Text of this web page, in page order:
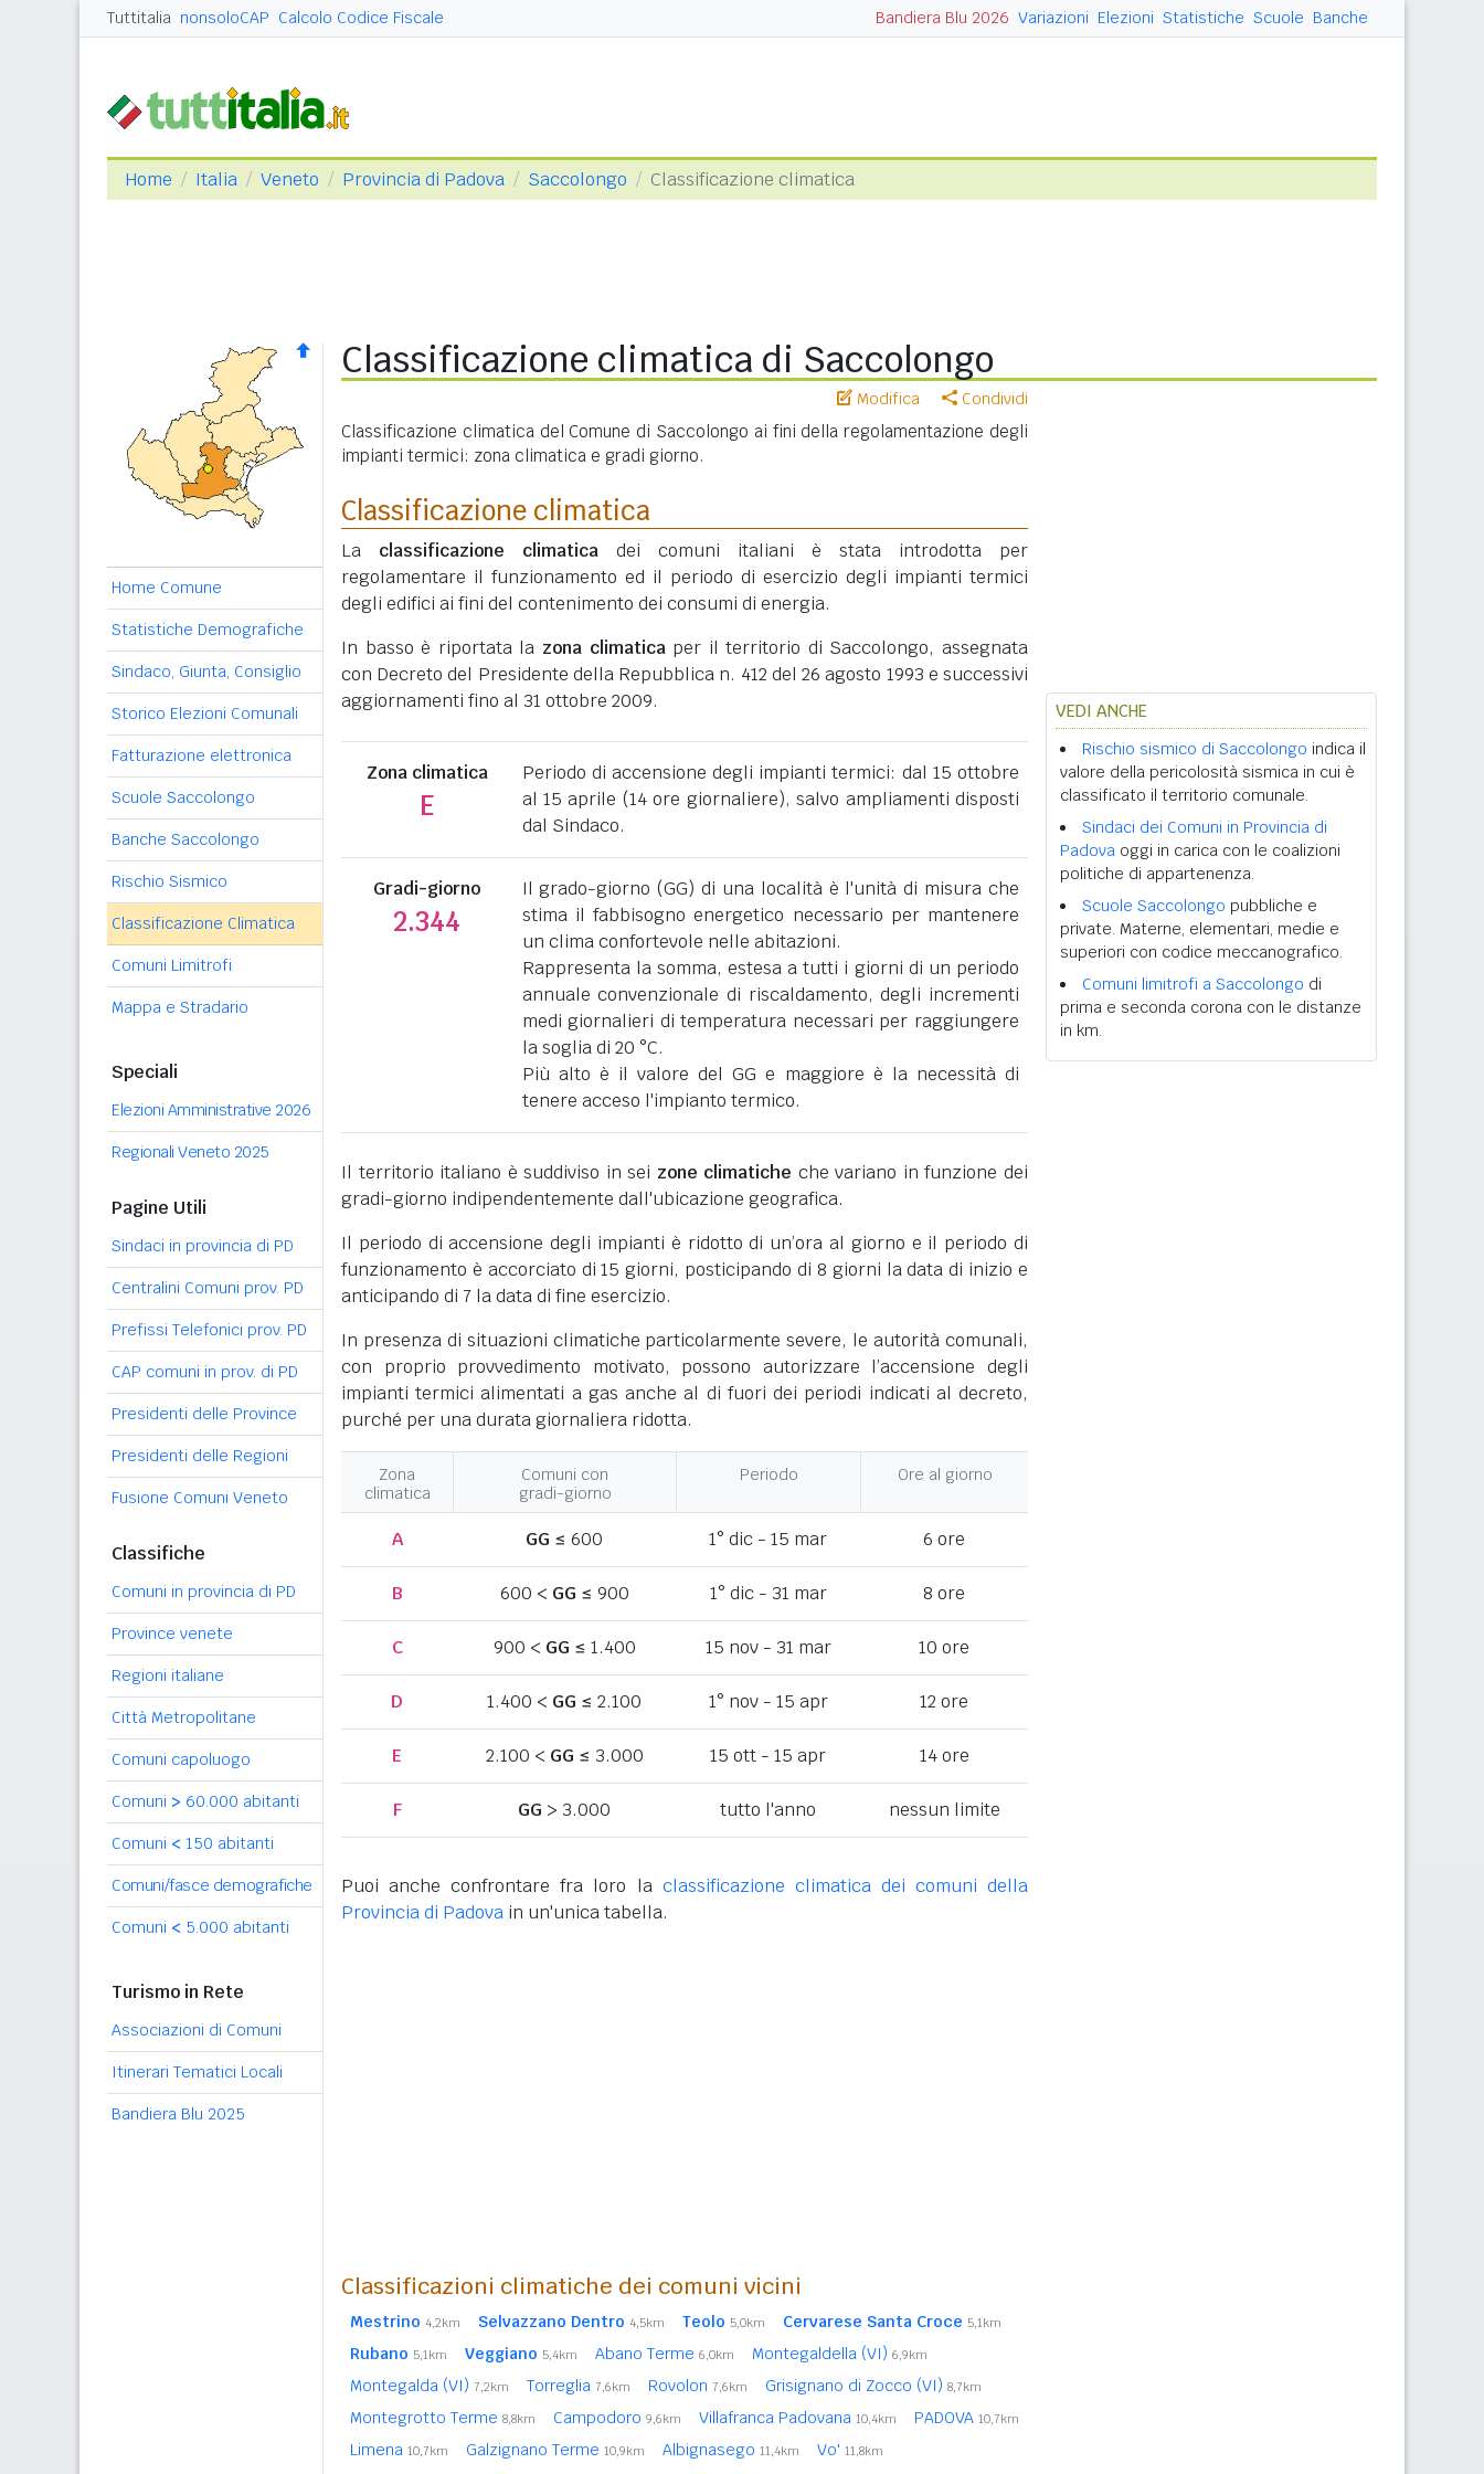
Tuttitalia nonsoloCAP Calcolo Codice Fiscale Bandiera Blu 2026 Variazioni Elezioni Statistiche Scuole Banche
Home Italia Veneto Provincia di Padova Saccolongo Classificazione climatica
Home Comune
Statistiche Demografiche
Sindaco, Giunta, Consiglio
Storico Elezioni Comunali
Fatturazione elettronica
Scuole Saccolongo
Banche Saccolongo
Rischio Sismico
Classificazione Climatica
Comuni Limitrofi
Mappa e Stradario
Speciali
Elezioni Amministrative 2026
Regionali Veneto 2025
Pagine Utili
Sindaci in provincia di PD
Centralini Comuni prov. PD
Prefissi Telefonici prov. PD
CAP comuni in prov. di PD
Presidenti delle Province
Presidenti delle Regioni
Fusione Comuni Veneto
Classifiche
Comuni in provincia di PD
Province venete
Regioni italiane
Città Metropolitane
Comuni capoluogo
Comuni > 60.000 abitanti
Comuni < 150 abitanti
Comuni/fasce demografiche
Comuni < 5.000 abitanti
Turismo in Rete
Associazioni di Comuni
Itinerari Tematici Locali
Bandiera Blu 2025
Classificazione climatica di Saccolongo
Modifica Condividi
Classificazione climatica del Comune di Saccolongo ai fini della regolamentazione degli
impianti termici: zona climatica e gradi giorno.
Classificazione climatica
La classificazione climatica dei comuni italiani è stata introdotta per
regolamentare il funzionamento ed il periodo di esercizio degli impianti termici
degli edifici ai fini del contenimento dei consumi di energia.
In basso è riportata la zona climaticaper il territorio di Saccolongo, assegnata
con Decreto del Presidente della Repubblica n. 412 del 26 agosto 1993 e successivi
aggiornamenti fino al 31 ottobre 2009.
Zona climatica
E
Periodo di accensione degli impianti termici: dal 15 ottobre
al 15 aprile (14 ore giornaliere), salvo ampliamenti disposti
dal Sindaco.
Gradi-giorno
2.344
Il grado-giorno (GG) di una località è l'unità di misura che
stima il fabbisogno energetico necessario per mantenere
un clima confortevole nelle abitazioni.
Rappresenta la somma, estesa a tutti i giorni di un periodo
annuale convenzionale di riscaldamento, degli incrementi
medi giornalieri di temperatura necessari per raggiungere
la soglia di 20 °C.
Più alto è il valore del GG e maggiore è la necessità di
tenere acceso l'impianto termico.
Il territorio italiano è suddiviso in sei zone climatiche che variano in funzione dei
gradi-giorno indipendentemente dall'ubicazione geografica.
Il periodo di accensione degli impianti è ridotto di un’ora al giorno e il periodo di
funzionamento è accorciato di 15 giorni, posticipando di 8 giorni la data di inizio e
anticipando di 7 la data di fine esercizio.
In presenza di situazioni climatiche particolarmente severe, le autorità comunali,
con proprio provvedimento motivato, possono autorizzare l’accensione degli
impianti termici alimentati a gas anche al di fuori dei periodi indicati al decreto,
purché per una durata giornaliera ridotta.
Zona
climatica
Comuni con
gradi-giorno
Periodo Ore al giorno
A GG ≤ 600 1° dic - 15 mar 6 ore
B 600 < GG ≤ 900 1° dic - 31 mar 8 ore
C 900 < GG ≤ 1.400 15 nov - 31 mar 10 ore
D 1.400 < GG ≤ 2.100 1° nov - 15 apr 12 ore
E 2.100 < GG ≤ 3.000 15 ott - 15 apr 14 ore
F GG > 3.000 tutto l'anno nessun limite
Puoi anche confrontare fra loro la classificazione climatica dei comuni della
Provincia di Padova in un'unica tabella.
Classificazioni climatiche dei comuni vicini
Mestrino 4,2km Selvazzano Dentro 4,5km Teolo 5,0km Cervarese Santa Croce 5,1km
Rubano 5,1km Veggiano 5,4km Abano Terme 6,0km Montegaldella (VI) 6,9km
Montegalda (VI) 7,2km Torreglia 7,6km Rovolon 7,6km Grisignano di Zocco (VI) 8,7km
Montegrotto Terme 8,8km Campodoro 9,6km Villafranca Padovana 10,4km PADOVA 10,7km
Limena 10,7km Galzignano Terme 10,9km Albignasego 11,4km Vo' 11,8km
VEDI ANCHE
Rischio sismico di Saccolongo indica il
valore della pericolosità sismica in cui è
classificato il territorio comunale.
Sindaci dei Comuni in Provincia di
Padova oggi in carica con le coalizioni
politiche di appartenenza.
Scuole Saccolongo pubbliche e
private. Materne, elementari, medie e
superiori con codice meccanografico.
Comuni limitrofi a Saccolongo di
prima e seconda corona con le distanze
in km.